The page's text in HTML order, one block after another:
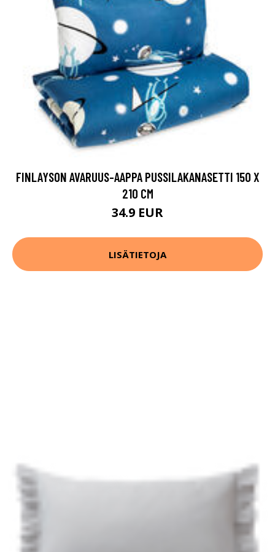
FINLAYSON AVARUUS-AAPPA PUSSILAKANASETTI 150 X
210 CM
34.9 EUR
LISÄTIETOJA